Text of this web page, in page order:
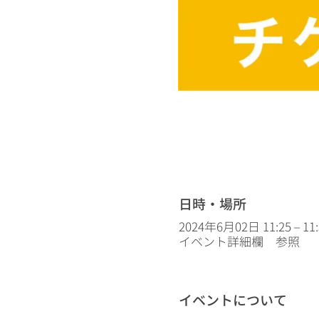
日時・場所
2024年6月02日 11:25 –
イベント詳細欄 参照
イベントについて